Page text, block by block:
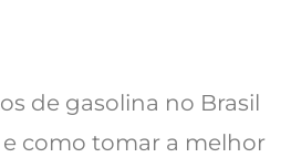
de gasolina no Brasil
e como tomar a melhor